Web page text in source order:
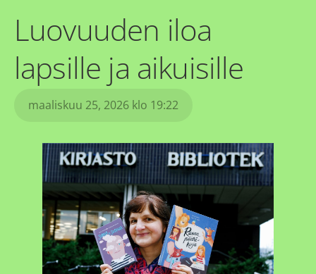
Luovuuden iloa
lapsille ja aikuisille
maaliskuu 25, 2026 klo 19:22